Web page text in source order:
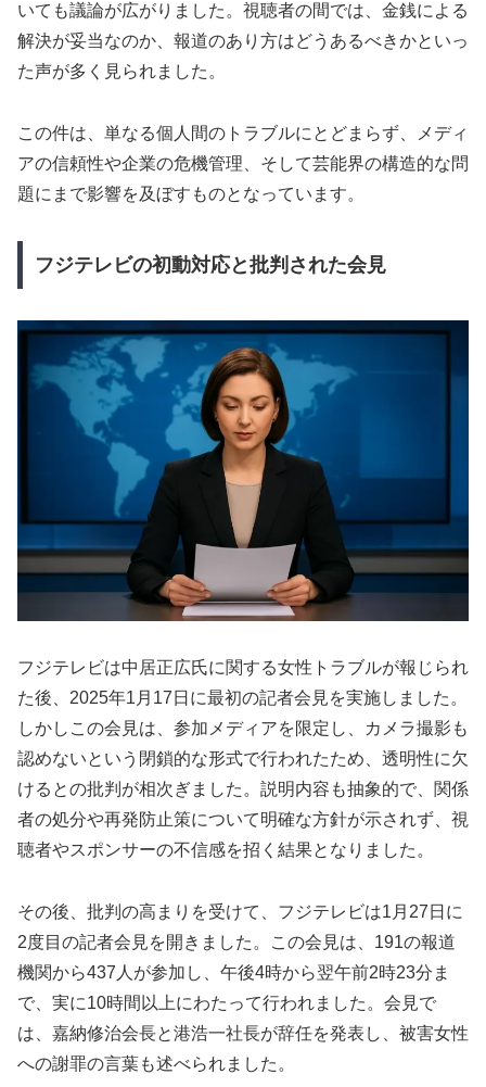
いても議論が広がりました。視聴者の間では、金銭による
解決が妥当なのか、報道のあり方はどうあるべきかといっ
た声が多く見られました。
この件は、単なる個人間のトラブルにとどまらず、メディ
アの信頼性や企業の危機管理、そして芸能界の構造的な問
題にまで影響を及ぼすものとなっています。
フジテレビの初動対応と批判された会見
フジテレビは中居正広氏に関する女性トラブルが報じられ
た後、2025年1月17日に最初の記者会見を実施しました。
しかしこの会見は、参加メディアを限定し、カメラ撮影も
認めないという閉鎖的な形式で行われたため、透明性に欠
けるとの批判が相次ぎました。説明内容も抽象的で、関係
者の処分や再発防止策について明確な方針が示されず、視
聴者やスポンサーの不信感を招く結果となりました。
その後、批判の高まりを受けて、フジテレビは1月27日に
2度目の記者会見を開きました。この会見は、191の報道
機関から437人が参加し、午後4時から翌午前2時23分ま
で、実に10時間以上にわたって行われました。会見で
は、嘉納修治会長と港浩一社長が辞任を発表し、被害女性
への謝罪の言葉も述べられました。